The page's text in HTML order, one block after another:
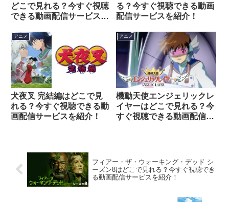
どこで見れる？今すぐ視聴
できる動画配信サービスを
る？今すぐ視聴できる動画
配信サービスを紹介！
アニメ
犬夜叉 完結編はどこで見
れる？今すぐ視聴できる動
画配信サービスを紹介！
アニメ
機動天使エンジェリックレ
イヤーはどこで見れる？今
すぐ視聴できる動画配信サ
フィアー・ザ・ウォーキング・デッド シ
ーズン8はどこで見れる？今すぐ視聴でき
る動画配信サービスを紹介！